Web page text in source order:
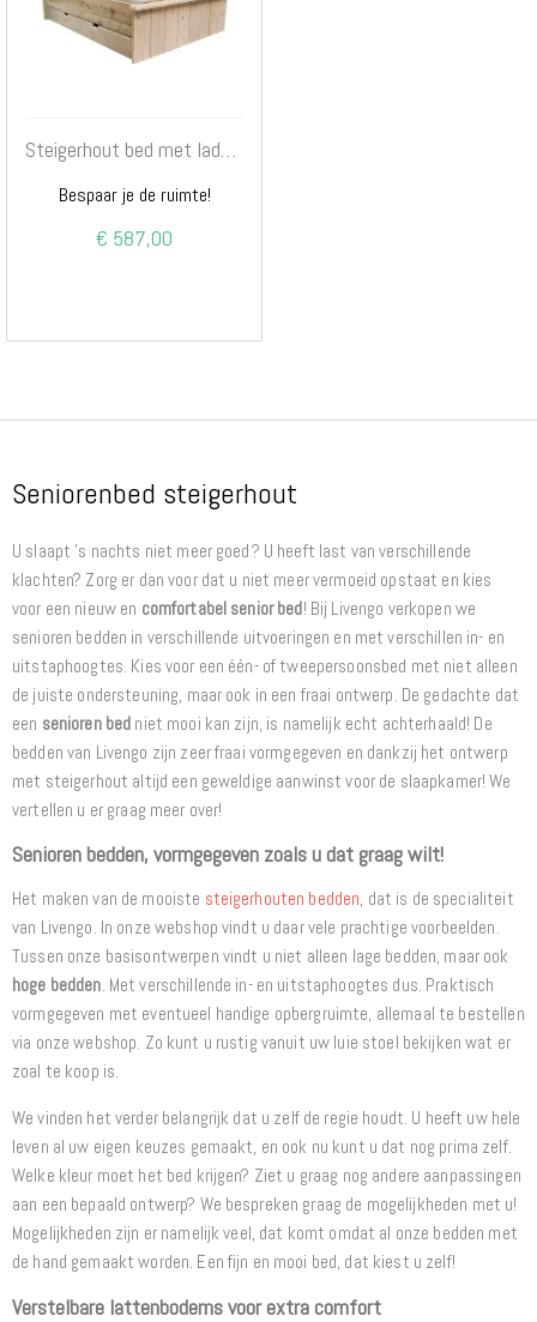
Bespaar je de ruimte!
€ 587,00
Seniorenbed steigerhout
U slaapt ’s nachts niet meer goed? U heeft last van verschillende
klachten? Zorg er dan voor dat u niet meer vermoeid opstaat en kies
voor een nieuw en comfortabel senior bed! Bij Livengo verkopen we
senioren bedden in verschillende uitvoeringen en met verschillen in- en
uitstaphoogtes. Kies voor een één- of tweepersoonsbed met niet alleen
de juiste ondersteuning, maar ook in een fraai ontwerp. De gedachte dat
een senioren bed niet mooi kan zijn, is namelijk echt achterhaald! De
bedden van Livengo zijn zeer fraai vormgegeven en dankzij het ontwerp
met steigerhout altijd een geweldige aanwinst voor de slaapkamer! We
vertellen u er graag meer over!
Senioren bedden, vormgegeven zoals u dat graag wilt!
Het maken van de mooiste steigerhouten bedden , dat is de specialiteit
van Livengo. In onze webshop vindt u daar vele prachtige voorbeelden.
Tussen onze basisontwerpen vindt u niet alleen lage bedden, maar ook
hoge bedden . Met verschillende in- en uitstaphoogtes dus. Praktisch
vormgegeven met eventueel handige opbergruimte, allemaal te bestellen
via onze webshop. Zo kunt u rustig vanuit uw luie stoel bekijken wat er
zoal te koop is.
We vinden het verder belangrijk dat u zelf de regie houdt. U heeft uw hele
leven al uw eigen keuzes gemaakt, en ook nu kunt u dat nog prima zelf.
Welke kleur moet het bed krijgen? Ziet u graag nog andere aanpassingen
aan een bepaald ontwerp? We bespreken graag de mogelijkheden met u!
Mogelijkheden zijn er namelijk veel, dat komt omdat al onze bedden met
de hand gemaakt worden. Een fijn en mooi bed, dat kiest u zelf!
Verstelbare lattenbodems voor extra comfort